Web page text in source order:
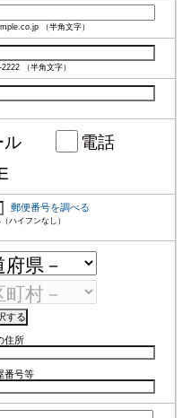
（半角文字）
2222 （半角文字）
ル
電話
郵便番号を調べる
ハイフンなし）
住所
番号等